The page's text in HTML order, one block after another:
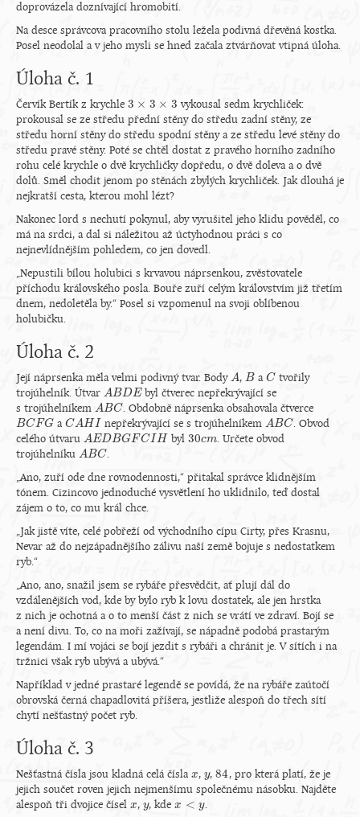
doprovázela doznívající hromobití.
Na desce správcova pracovního stolu ležela podivná dřevěná kostka.
Posel neodolal a v jeho mysli se hned začala ztvárňovat vtipná úloha.
Úloha č. 1
Červík Bertík z krychle 3 × 3 × 3
3 ×3 ×3
vykousal sedm krychliček:
prokousal se ze středu přední stěny do středu zadní stěny, ze
středu horní stěny do středu spodní stěny a ze středu levé stěny do
středu pravé stěny. Poté se chtěl dostat z pravého horního zadního
rohu celé krychle o dvě krychličky dopředu, o dvě doleva a o dvě
dolů. Směl chodit jenom po stěnách zbylých krychliček. Jak dlouhá je
nejkratší cesta, kterou mohl lézt?
Nakonec lord s nechutí pokynul, aby vyrušitel jeho klidu pověděl, co
má na srdci, a dal si náležitou až úctyhodnou práci s co
nejnevlídnějším pohledem, co jen dovedl.
„Nepustili bílou holubici s krvavou náprsenkou, zvěstovatele
příchodu královského posla. Bouře zuří celým královstvím již třetím
dnem, nedoletěla by.“ Posel si vzpomenul na svoji oblíbenou
holubičku.
Úloha č. 2
Její náprsenka měla velmi podivný tvar. Body A
A ,B
B aC
C tvořily
trojúhelník. Útvar ABDE
ABDE
byl čtverec nepřekrývající se
s trojúhelníkem ABC
ABC . Obdobně náprsenka obsahovala čtverce
BCFG
BCFG aCAHI
CAHI nepřekrývající se s trojúhelníkemABC
ABC
. Obvod
celého útvaru AEDBGFCIH
AEDBGFCIH byl30cm
30cm . Určete obvod
trojúhelníku ABC
ABC
.
„Ano, zuří ode dne rovnodennosti,“ přitakal správce klidnějším
tónem. Cizincovo jednoduché vysvětlení ho uklidnilo, teď dostal
zájem o to, co mu král chce.
„Jak jistě víte, celé pobřeží od východního cípu Cirty, přes Krasnu,
Nevar až do nejzápadnějšího zálivu naší země bojuje s nedostatkem
ryb.“
„Ano, ano, snažil jsem se rybáře přesvědčit, ať plují dál do
vzdálenějších vod, kde by bylo ryb k lovu dostatek, ale jen hrstka
z nich je ochotná a o to menší část z nich se vrátí ve zdraví. Bojí se
a není divu. To, co na moři zažívají, se nápadně podobá prastarým
legendám. I mí vojáci se bojí jezdit s rybáři a chránit je. V sítích i na
tržnici však ryb ubývá a ubývá.“
Například v jedné prastaré legendě se povídá, že na rybáře zaútočí
obrovská černá chapadlovitá příšera, jestliže alespoň do třech sítí
chytí nešťastný počet ryb.
Úloha č. 3
Nešťastná čísla jsou kladná celá čísla x
x,y
y,84
84 , pro která platí, že je
jejich součet roven jejich nejmenšímu společnému násobku. Najděte
alespoň tři dvojice čísel x
x,y
y, kdex < y
x< y
.